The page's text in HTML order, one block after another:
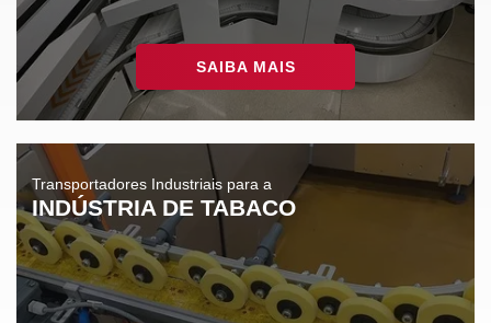
SAIBA MAIS
Transportadores Industriais para a
INDÚSTRIA DE TABACO